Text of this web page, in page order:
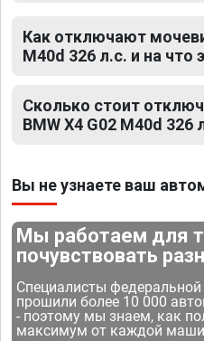
Как отключают
M40d 326 л.с. и на что
Сколько стоит
BMW X4 G02 M40d 326
Вы не узнаете ваш
Мы работаем для
почувствовать
Специалисты
прошили более 10 000
- поэтому мы знаем, как
максимум от каждой